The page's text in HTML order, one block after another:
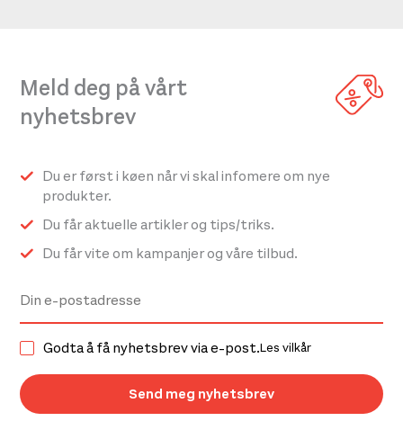
Meld deg på vårt
nyhetsbrev
Du er først i køen når vi skal infomere om nye
produkter.
Du får aktuelle artikler og tips/triks.
Du får vite om kampanjer og våre tilbud.
Godta å få nyhetsbrev via e-post.Les vilkår